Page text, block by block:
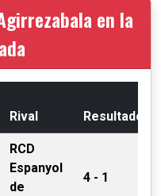
en la
Rival Resultado
RCD
Espanyol
de
4 - 1